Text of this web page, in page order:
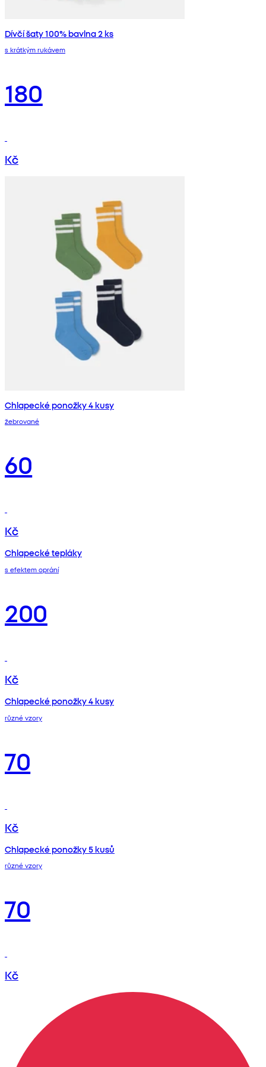
Dívčí šaty 100% bavlna 2 ks
s krátkým rukávem
180
Kč
Chlapecké ponožky 4 kusy
žebrované
60
Kč
Chlapecké tepláky
s efektem oprání
200
Kč
Chlapecké ponožky 4 kusy
různé vzory
70
Kč
Chlapecké ponožky 5 kusů
různé vzory
70
Kč